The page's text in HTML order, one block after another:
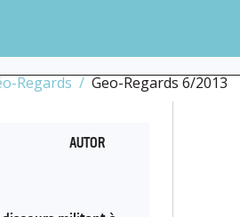
Regards Geo-Regards 6/2013
AUTOR